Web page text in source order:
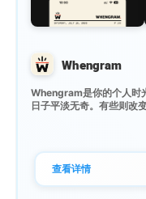
Whengram
Whengram是你的个人时
日子平淡无奇。有些则改
查看详情